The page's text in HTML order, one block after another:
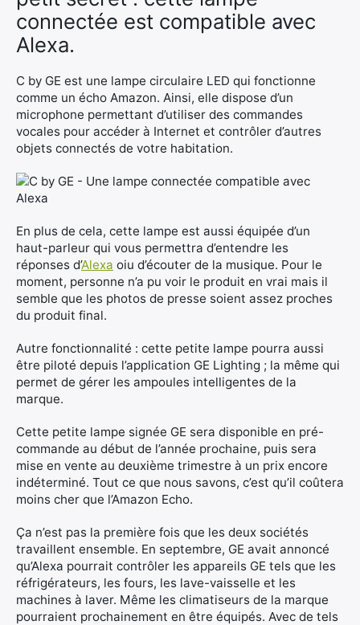
connectée est compatible avec
Alexa.
C by GE est une lampe circulaire LED qui fonctionne
comme un écho Amazon. Ainsi, elle dispose d’un
microphone permettant d’utiliser des commandes
vocales pour accéder à Internet et contrôler d’autres
objets connectés de votre habitation.
En plus de cela, cette lampe est aussi équipée d’un
haut-parleur qui vous permettra d’entendre les
réponses d’Alexa oiu d’écouter de la musique. Pour le
moment, personne n’a pu voir le produit en vrai mais il
semble que les photos de presse soient assez proches
du produit final.
Autre fonctionnalité : cette petite lampe pourra aussi
être piloté depuis l’application GE Lighting ; la même qui
permet de gérer les ampoules intelligentes de la
marque.
Cette petite lampe signée GE sera disponible en pré-
commande au début de l’année prochaine, puis sera
mise en vente au deuxième trimestre à un prix encore
indéterminé. Tout ce que nous savons, c’est qu’il coûtera
moins cher que l’Amazon Echo.
Ça n’est pas la première fois que les deux sociétés
travaillent ensemble. En septembre, GE avait annoncé
qu’Alexa pourrait contrôler les appareils GE tels que les
réfrigérateurs, les fours, les lave-vaisselle et les
machines à laver. Même les climatiseurs de la marque
pourraient prochainement en être équipés. Avec de tels
Rechercher